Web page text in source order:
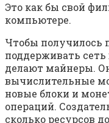
Это как бы свой
компьютере.
Чтобы получилось
поддерживать сеть
делают майнеры.
вычислительные
новые блоки и
операций.
сколько ресурсов